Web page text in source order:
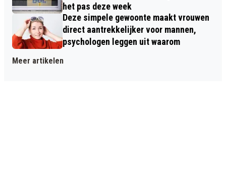
het pas deze week
Deze simpele gewoonte maakt vrouwen
direct aantrekkelijker voor mannen,
psychologen leggen uit waarom
Meer artikelen